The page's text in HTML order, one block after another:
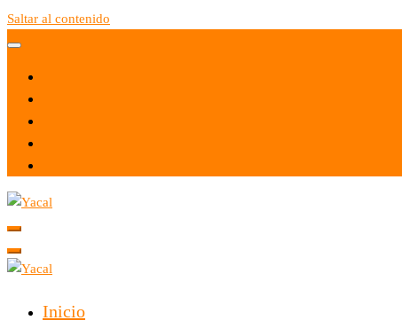
Saltar al contenido
Yacal micro hosting
Inicio